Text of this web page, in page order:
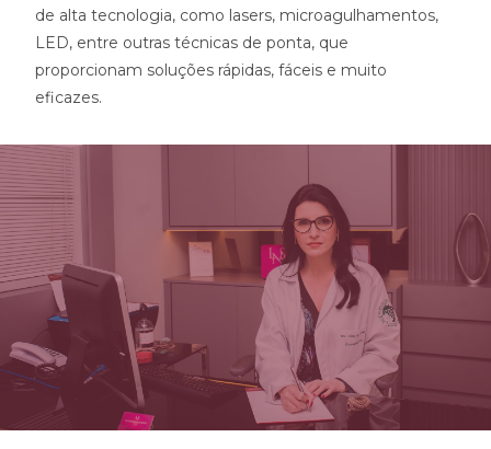
de alta tecnologia, como lasers, microagulhamentos,
LED, entre outras técnicas de ponta, que
proporcionam soluções rápidas, fáceis e muito
eficazes.